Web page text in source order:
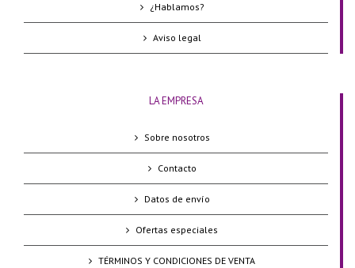
¿Hablamos?
Aviso legal
LA EMPRESA
Sobre nosotros
Contacto
Datos de envío
Ofertas especiales
TÉRMINOS Y CONDICIONES DE VENTA